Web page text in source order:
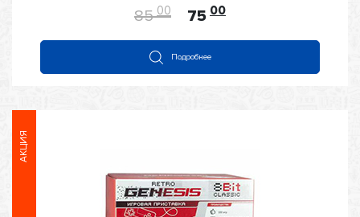
из
5
85 00 75 00
Подробнее
АКЦИЯ